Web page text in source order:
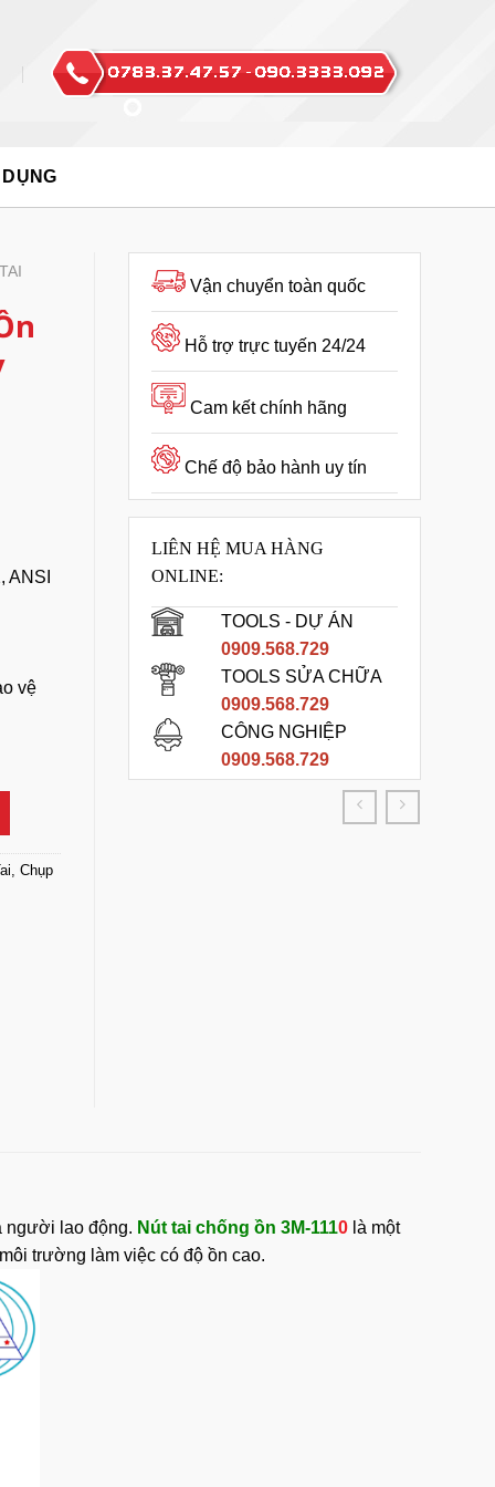
ANSI
vệ
Màu Cam số lượng
Chụp
Vận chuyển toàn quốc
Hỗ trợ trực tuyến 24/24
Cam kết chính hãng
Chế độ bảo hành uy tín
LIÊN HỆ MUA HÀNG
ONLINE:
TOOLS - DỰ ÁN
0909.568.729
TOOLS SỬA CHỮA
0909.568.729
CÔNG NGHIỆP
0909.568.729
người lao động. Nút tai chống ồn 3M-1110 là một
trường làm việc có độ ồn cao.